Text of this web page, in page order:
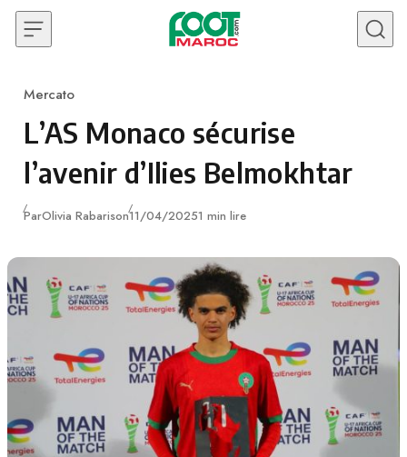
Skip to content
Category
Mercato
L’AS Monaco sécurise
l’avenir d’Ilies Belmokhtar
ParOlivia RabarisonPublié
11/04/20251 min lire